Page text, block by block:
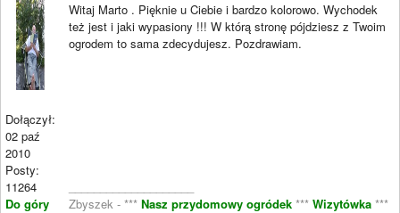
Dołączył:
02 paź
2010
Posty:
11264
Do góry
Witaj Marto . Pięknie u Ciebie i bardzo kolorowo. Wychodek
też jest i jaki wypasiony !!! W którą stronę pójdziesz z Twoim
ogrodem to sama zdecydujesz. Pozdrawiam.
Zbyszek - *** Nasz przydomowy ogródek *** Wizytówka ***